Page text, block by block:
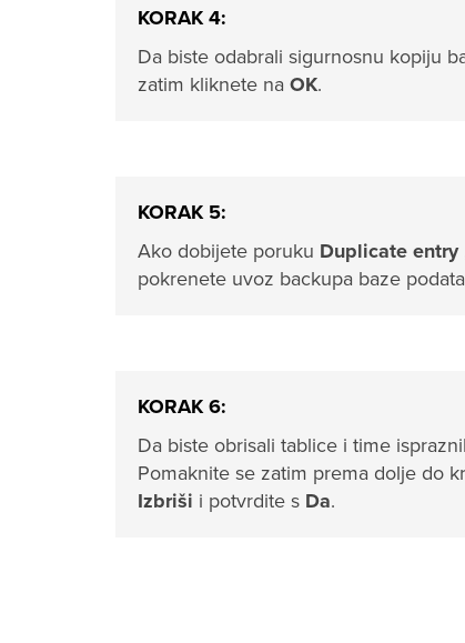
KORAK 4:
Da biste odabrali sigurnosnu kopiju
zatim kliknete na OK.
KORAK 5:
Ako dobijete poruku Duplicate entry
pokrenete uvoz backupa baze
KORAK 6:
Da biste obrisali tablice i time
Pomaknite se zatim prema dolje do
Izbriši i potvrdite s Da.